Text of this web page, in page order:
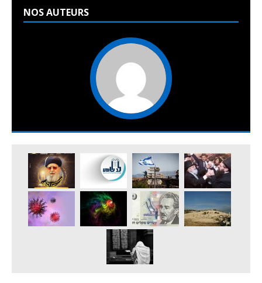
NOS AUTEURS